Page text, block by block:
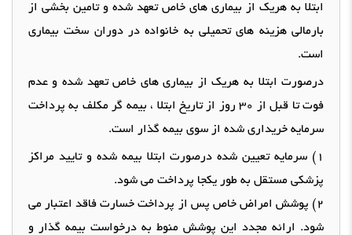
ابتلا به هریک از بیماری های خاص تعهد شده و تامین بخشی از
بارمالی هزینه های تحمیلی به خانواده در دوران سخت بیماری
است.
درصورت ابتلا به هریک از بیماری های خاص تعهد شده و عدم
فوت تا قبل از 30 روز از تاریخ ابتلا ، بیمه گر مکلف به پرداخت
سرمایه خریداری شده از سوی بیمه گذار است.
1)
سرمایه تعیین شده درصورت ابتلا بیمه شده و تایید مراکز
پزشکی مستقل به طور یکجا پرداخت می شود.
2)
پوشش امراض خاص پس از پرداخت خسارت فاقد اعتبار می
شود. ارائه مجدد این پوشش منوط به درخواست بیمه گذار و